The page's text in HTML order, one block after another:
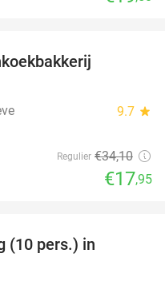
9.7 star
Regulier €34,10
€17,95
(10 pers.) in